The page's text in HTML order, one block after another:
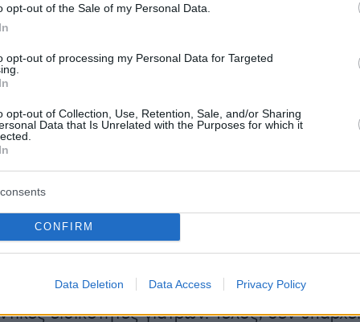
opt-out of the Sale of my Personal Data.
opt-out of processing my Personal Data for Targeted
opt-out of Collection, Use, Retention, Sale, and/or Sharing
Data that Is Unrelated with the Purposes for which it
CONFIRM
Data Deletion Data Access Privacy Policy
εργαστήρια είναι άνισα κατανεμημένα με
τις ανάγκες υγείας του τοπικού
από τα νοσοκομεία απαραίτητος τεχνολογικός
για τη διάγνωση/επέμβαση είτε για την
την καταχώριση δεδομένων -εκεί δε που
φορές υπο-χρησιμοποιείται. Τα τμήματα
πολύ συχνά εξυπηρετούν περιστατικά, τα
να αντιμετωπιστούν σε πρωτοβάθμιο
-και, επομένως, να απελευθερώσουν
πολλά, επαρχιακά κυρίως, νοσοκομεία
ειδικότητες γιατρών. Τέλος, δεν υπάρχει